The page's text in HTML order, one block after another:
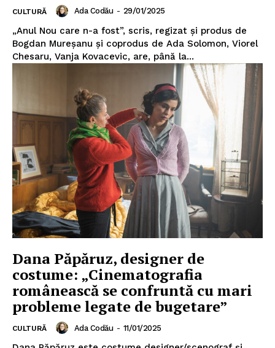
CULTURĂ Ada Codău - 29/01/2025
„Anul Nou care n-a fost”, scris, regizat şi produs de
Bogdan Mureşanu şi coprodus de Ada Solomon, Viorel
Chesaru, Vanja Kovacevic, are, până la...
Dana Păpăruz, designer de
costume: „Cinematografia
românească se confruntă cu mari
probleme legate de bugetare”
CULTURĂ Ada Codău - 11/01/2025